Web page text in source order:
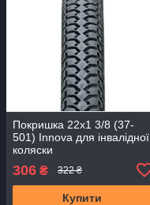
Покришка 22x1 3/8 (37-
501) Innova для інвалідної
коляски
306 ₴ 322 ₴
Купити